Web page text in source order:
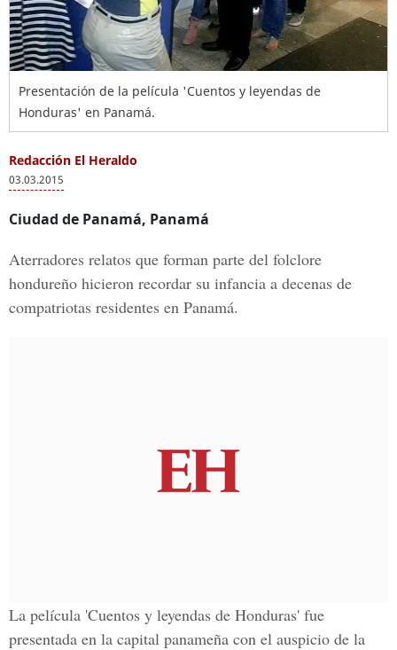
Presentación de la película 'Cuentos y leyendas de
Honduras' en Panamá.
Redacción El Heraldo
03.03.2015
Ciudad de Panamá, Panamá
Aterradores relatos que forman parte del folclore
hondureño hicieron recordar su infancia a decenas de
compatriotas residentes en Panamá.
La película 'Cuentos y leyendas de Honduras' fue
presentada en la capital panameña con el auspicio de la